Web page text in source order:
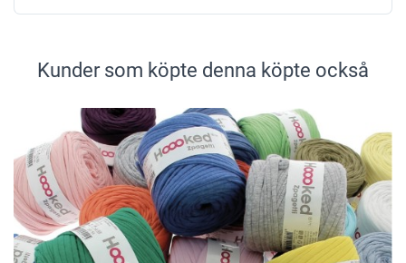
Kunder som köpte denna köpte också